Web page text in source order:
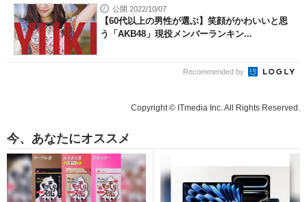
公開 2022/10/07
【60代以上の男性が選ぶ】笑顔がかわいいと思
う「AKB48」現役メンバーランキン...
Recommended by
Copyright © ITmedia Inc. All Rights Reserved.
今、あなたにオススメ